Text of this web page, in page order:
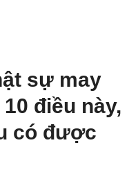
sự may
điều này,
có được